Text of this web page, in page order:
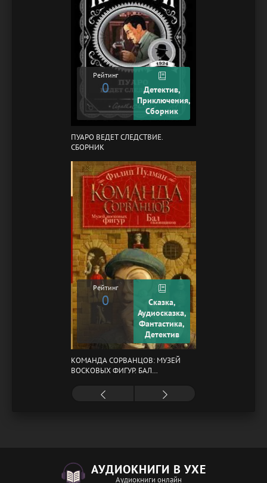
Рейтинг
0
Детектив,
Приключения,
Сборник
ПУАРО ВЕДЕТ СЛЕДСТВИЕ.
СБОРНИК
Рейтинг
0
Сказка,
Аудиосказка,
Фантастика,
Детектив
КОМАНДА СОРВАНЦОВ: МУЗЕЙ
ВОСКОВЫХ ФИГУР. БАЛ
АУДИОКНИГИ В УХЕ
Аудиокниги онлайн